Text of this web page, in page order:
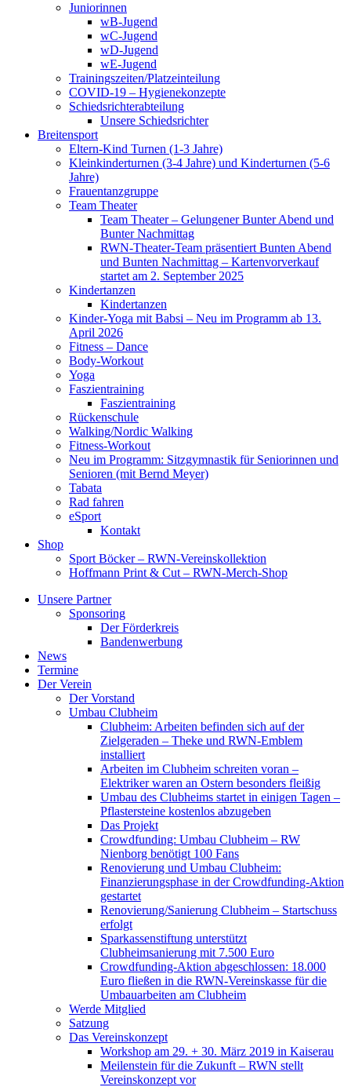
Juniorinnen
wB-Jugend
wC-Jugend
wD-Jugend
wE-Jugend
Trainingszeiten/Platzeinteilung
COVID-19 – Hygienekonzepte
Schiedsrichterabteilung
Unsere Schiedsrichter
Breitensport
Eltern-Kind Turnen (1-3 Jahre)
Kleinkinderturnen (3-4 Jahre) und Kinderturnen (5-6
Jahre)
Frauentanzgruppe
Team Theater
Team Theater – Gelungener Bunter Abend und
Bunter Nachmittag
RWN-Theater-Team präsentiert Bunten Abend
und Bunten Nachmittag – Kartenvorverkauf
startet am 2. September 2025
Kindertanzen
Kindertanzen
Kinder-Yoga mit Babsi – Neu im Programm ab 13.
April 2026
Fitness – Dance
Body-Workout
Yoga
Faszientraining
Faszientraining
Rückenschule
Walking/Nordic Walking
Fitness-Workout
Neu im Programm: Sitzgymnastik für Seniorinnen und
Senioren (mit Bernd Meyer)
Tabata
Rad fahren
eSport
Kontakt
Shop
Sport Böcker – RWN-Vereinskollektion
Hoffmann Print & Cut – RWN-Merch-Shop
Unsere Partner
Sponsoring
Der Förderkreis
Bandenwerbung
News
Termine
Der Verein
Der Vorstand
Umbau Clubheim
Clubheim: Arbeiten befinden sich auf der
Zielgeraden – Theke und RWN-Emblem
installiert
Arbeiten im Clubheim schreiten voran –
Elektriker waren an Ostern besonders fleißig
Umbau des Clubheims startet in einigen Tagen –
Pflastersteine kostenlos abzugeben
Das Projekt
Crowdfunding: Umbau Clubheim – RW
Nienborg benötigt 100 Fans
Renovierung und Umbau Clubheim:
Finanzierungsphase in der Crowdfunding-Aktion
gestartet
Renovierung/Sanierung Clubheim – Startschuss
erfolgt
Sparkassenstiftung unterstützt
Clubheimsanierung mit 7.500 Euro
Crowdfunding-Aktion abgeschlossen: 18.000
Euro fließen in die RWN-Vereinskasse für die
Umbauarbeiten am Clubheim
Werde Mitglied
Satzung
Das Vereinskonzept
Workshop am 29. + 30. März 2019 in Kaiserau
Meilenstein für die Zukunft – RWN stellt
Vereinskonzept vor